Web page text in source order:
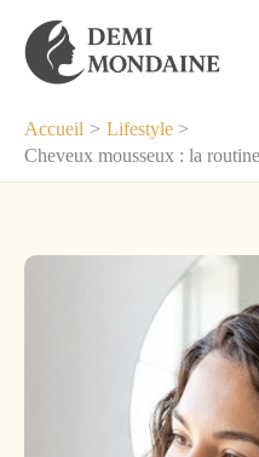
contenu
Accueil
Lifestyle
Cheveux mousseux : la